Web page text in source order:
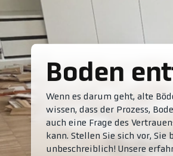
Boden
Wenn es darum geht, alte
wissen, dass der Prozess,
auch eine Frage des
kann. Stellen Sie sich vor,
unbeschreiblich! Unsere